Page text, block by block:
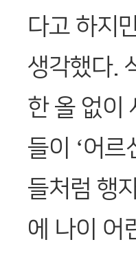
다고 하지
생각했다.
한 올 없이
들이 ‘어르
들처럼 행
에 나이 어